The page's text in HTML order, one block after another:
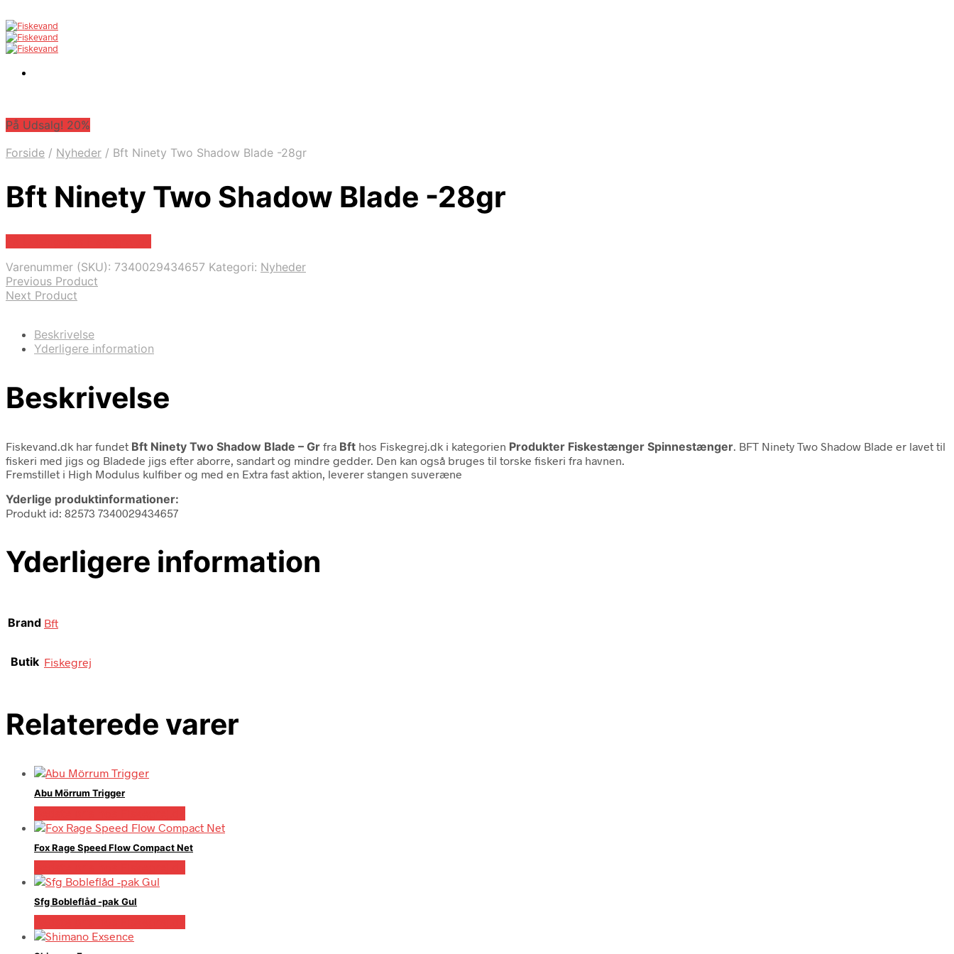
På Udsalg! 20%
Forside / Nyheder / Bft Ninety Two Shadow Blade -28gr
Bft Ninety Two Shadow Blade -28gr
Varenummer (SKU): 7340029434657 Kategori: Nyheder
Previous Product
Next Product
Beskrivelse
Yderligere information
Beskrivelse
Fiskevand.dk har fundet Bft Ninety Two Shadow Blade – Gr fra Bft hos Fiskegrej.dk i kategorien Produkter Fiskestænger Spinnestænger . BFT Ninety Two Shadow Blade er lavet til
fiskeri med jigs og Bladede jigs efter aborre, sandart og mindre gedder. Den kan også bruges til torske fiskeri fra havnen.
Fremstillet i High Modulus kulfiber og med en Extra fast aktion, leverer stangen suveræne
Yderlige produktinformationer:
Produkt id: 82573 7340029434657
Yderligere information
Brand Bft
Butik Fiskegrej
Relaterede varer
Abu Mörrum Trigger
Fox Rage Speed Flow Compact Net
Sfg Bobleflåd -pak Gul